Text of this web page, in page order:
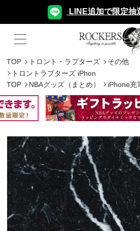
LINE追加で限定抽
TOP トロント・ラプターズ
その他
トロントラプターズ iPhon
TOP
NBAグッズ（まとめ） iPhone充